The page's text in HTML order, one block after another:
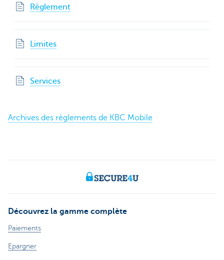
Règlement
Limites
Services
Archives des règlements de KBC Mobile
Découvrez la gamme complète
Paiements
Epargner